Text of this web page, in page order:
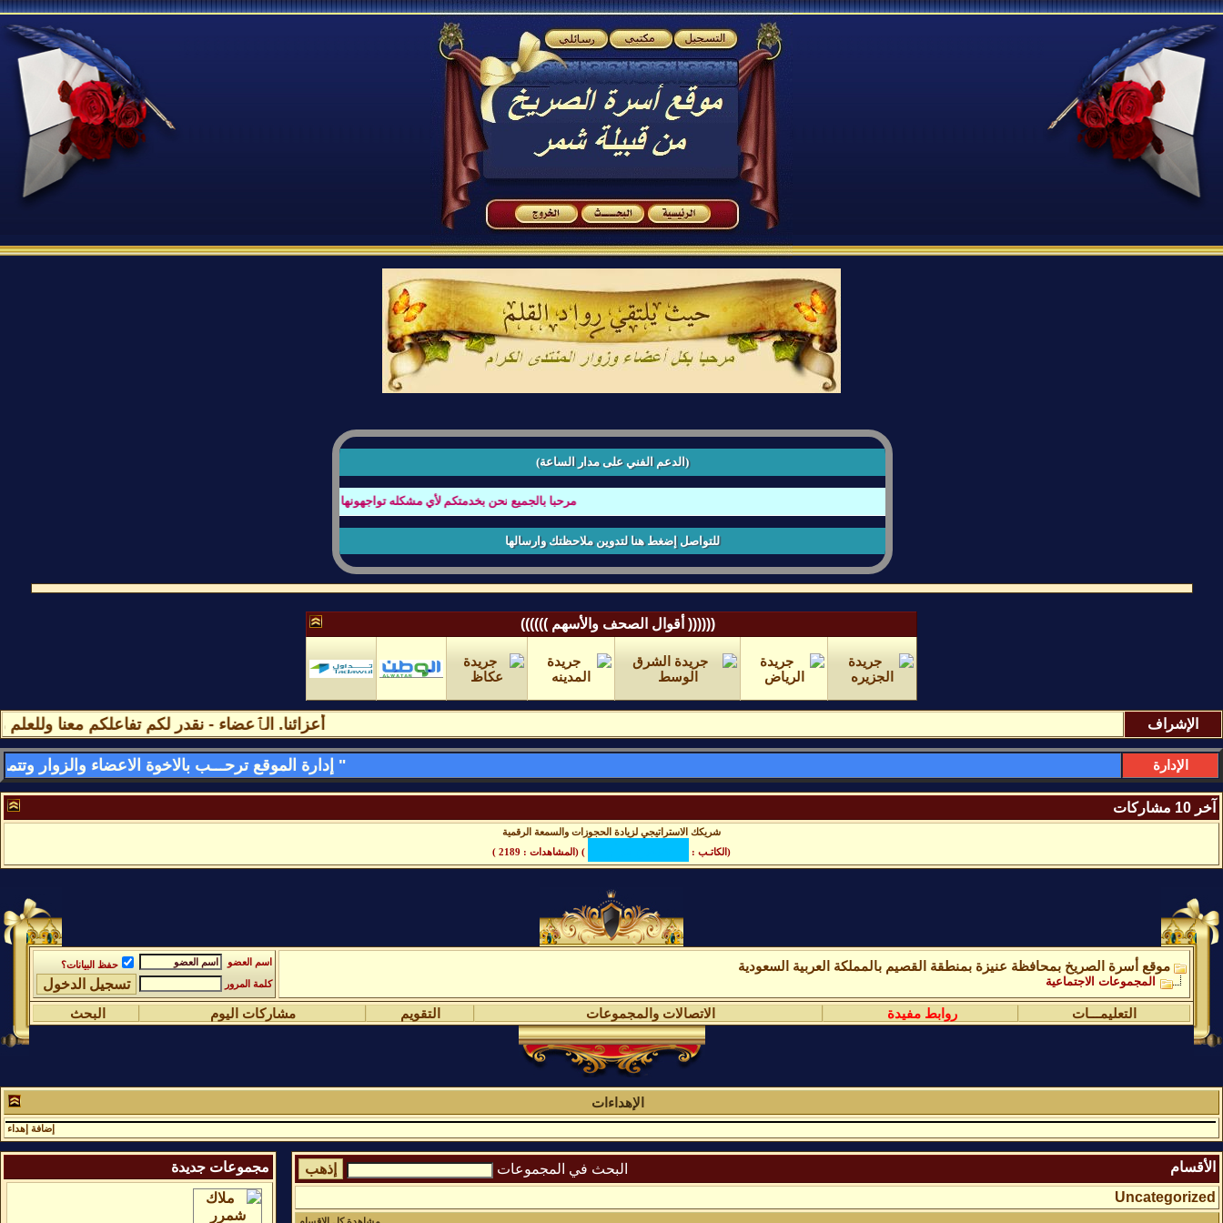
(الدعم الفني على مدار الساعة)
مرحبا بالجميع نحن بخدمتكم لأي مشكله تواجهونها بتصفح المنتدى او عند كتابة الردود أو أي أستفسار
للتواصل إضغط هنا لتدوين ملاحظتك وارسالها
(((((( أقوال الصحف والأسهم ))))))
أعزائنا. الٱعضاء - نقدر لكم تفاعلكم معنا وللعلم الإشراف
الإدارة
آخر 10 مشاركات
شريكك الاستراتيجي لزيادة الحجوزات والسمعة الرقمية
(الكاتـب :
) (المشاهدات : 2189 )
موقع أسرة الصريخ بمحافظة عنيزة بمنطقة القصيم بالمملكة العربية السعودية
المجموعات الاجتماعية
اسم العضو
حفظ البيانات؟
كلمة المرور
التعليمـــات روابط مفيدة الاتصالات والمجموعات التقويم مشاركات اليوم البحث
الإهداءات
إضافة إهداء
البحث في المجموعات
الأقسام
Uncategorized
مجموعات جديدة